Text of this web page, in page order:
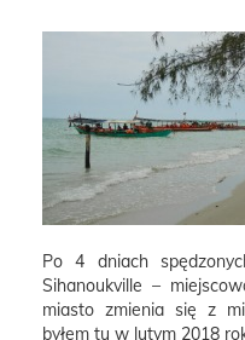
Po 4 dniach
Sihanoukville –
miasto zmienia się z
byłem tu w lutym 2018